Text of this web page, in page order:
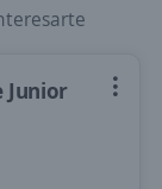
Junior